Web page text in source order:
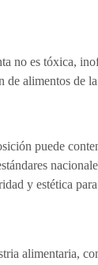
no es tóxica,
alimentos de
puede
y estética
alimentaria,